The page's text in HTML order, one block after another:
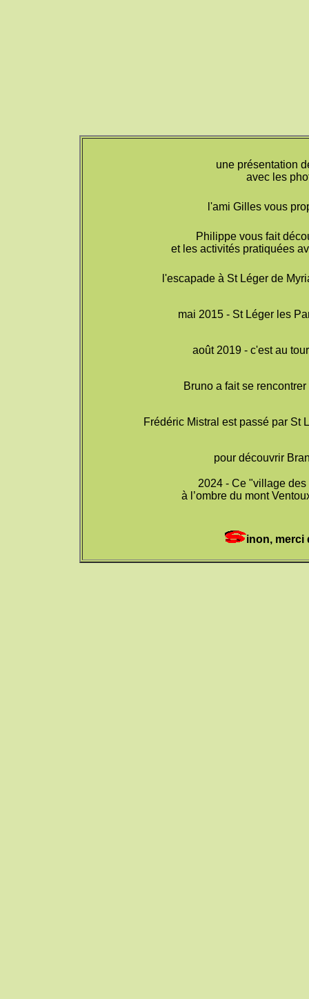
une présentation
avec les
l'ami Gilles vous
Philippe vous fait
et les activités pratiquées
l'escapade à St Léger de
mai 2015 - St Léger les
août 2019 - c'est au
Bruno a fait se
Frédéric Mistral est passé par St
pour découvrir
2024 - Ce "village
à l’ombre du mont
inon, merci